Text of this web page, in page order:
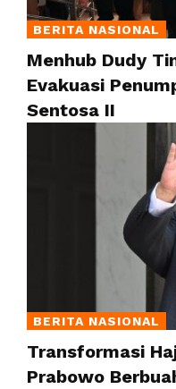
BERITA NASIONAL
Menhub Dudy
Evakuasi
Sentosa II
BERITA NASIONAL
Transformasi
Prabowo